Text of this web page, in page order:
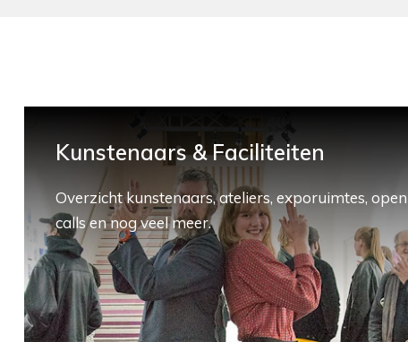
Kunstenaars & Faciliteiten
Overzicht kunstenaars, ateliers, exporuimtes, open
calls en nog veel meer.